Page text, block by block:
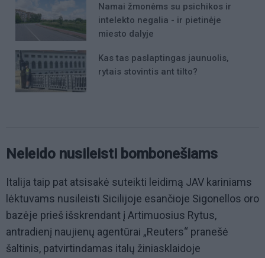
Namai žmonėms su psichikos ir
intelekto negalia - ir pietinėje
miesto dalyje
Kas tas paslaptingas jaunuolis,
rytais stovintis ant tilto?
Neleido nusileisti bombonešiams
Italija taip pat atsisakė suteikti leidimą JAV kariniams
lėktuvams nusileisti Sicilijoje esančioje Sigonellos oro
bazėje prieš išskrendant į Artimuosius Rytus,
antradienį naujienų agentūrai „Reuters“ pranešė
šaltinis, patvirtindamas italų žiniasklaidoje